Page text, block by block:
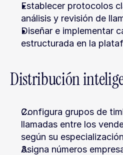
Establecer protocolos
análisis y revisión de
Diseñar e implementar
estructurada en la
Distribución
Configura grupos de
llamadas entre los
según su
Asigna números